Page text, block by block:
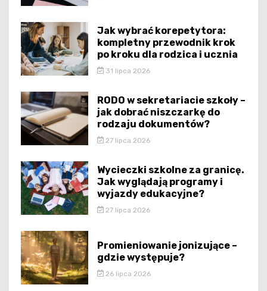
Jak wybrać korepetytora:
kompletny przewodnik krok
po kroku dla rodzica i ucznia
31 lipca 2026
RODO w sekretariacie szkoły –
jak dobrać niszczarkę do
rodzaju dokumentów?
27 lipca 2026
Wycieczki szkolne za granicę.
Jak wyglądają programy i
wyjazdy edukacyjne?
27 lipca 2026
Promieniowanie jonizujące –
gdzie występuje?
26 lipca 2026